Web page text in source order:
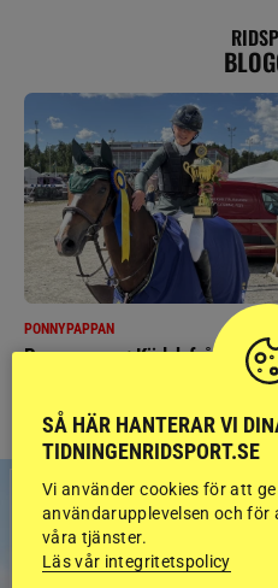
PONNYPAPPAN
Ponnypappan: Kärlek från första
SÅ HÄR HANTERAR VI
TIDNINGENRIDSPORT.SE
Vi använder cookies för att
användarupplevelsen och
våra tjänster.
Läs vår integritetspolicy